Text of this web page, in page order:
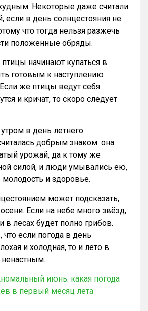
Некоторые даже считали
если в день солнцестояния не
что тогда нельзя разжечь
положенные обряды.
птицы начинают купаться в
готовым к наступлению
же птицы ведут себя
и кричат, то скоро следует
в день летнего
добрым знаком: она
урожай, да к тому же
силой, и люди умывались ею,
молодость и здоровье.
может подсказать,
Если на небе много звёзд,
в лесах будет полно грибов.
что если погода в день
и холодная, то и лето в
июнь: какая погода
в первый месяц лета